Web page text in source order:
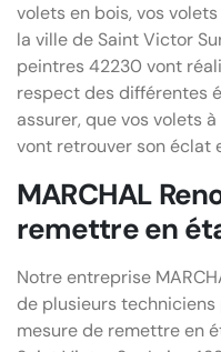
volets en bois, vos
la ville de Saint Victor
peintres 42230 vont
respect des différentes
assurer, que vos volets
vont retrouver son éclat
MARCHAL
remettre en
Notre entreprise
de plusieurs
mesure de remettre en